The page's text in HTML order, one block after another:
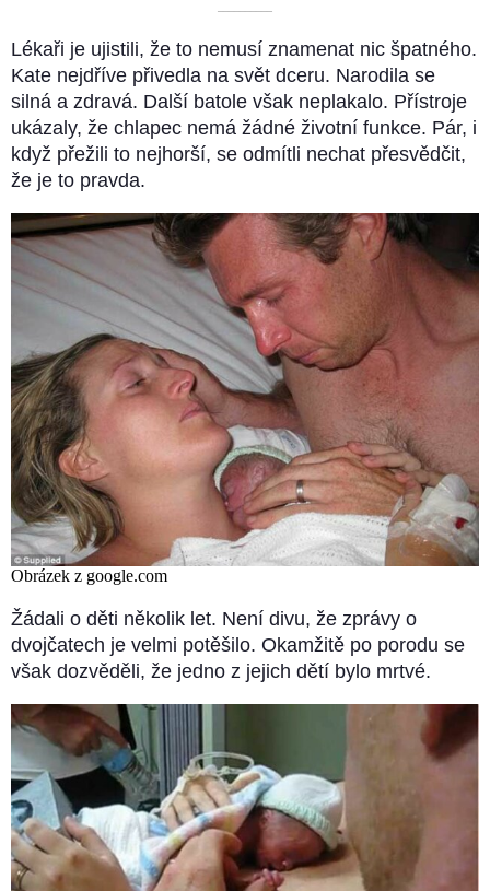
––––––––––
Lékaři je ujistili, že to nemusí znamenat nic špatného.
Kate nejdříve přivedla na svět dceru. Narodila se
silná a zdravá. Další batole však neplakalo. Přístroje
ukázaly, že chlapec nemá žádné životní funkce. Pár, i
když přežili to nejhorší, se odmítli nechat přesvědčit,
že je to pravda.
Obrázek z google.com
Žádali o děti několik let. Není divu, že zprávy o
dvojčatech je velmi potěšilo. Okamžitě po porodu se
však dozvěděli, že jedno z jejich dětí bylo mrtvé.